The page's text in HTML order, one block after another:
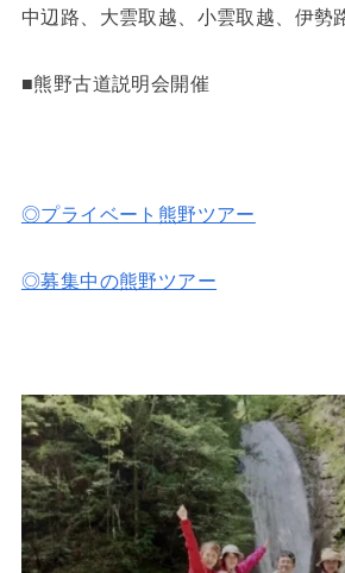
中辺路、大雲取越、小雲取越、伊勢
■熊野古道説明会開催
◎プライベート熊野ツアー
◎募集中の熊野ツアー